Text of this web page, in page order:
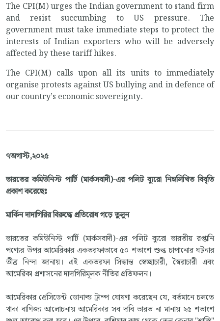
The CPI(M) urges the Indian government to stand firm
and resist succumbing to US pressure. The
government must take immediate steps to protect the
interests of Indian exporters who will be adversely
affected by these tariff hikes.
The CPI(M) calls upon all its units to immediately
organise protests against US bullying and in defence of
our country’s economic sovereignty.
৭অগাস্ট,২০২৫
ভারতের কমিউনিস্ট পার্টি (মার্কসবাদী)-এর পলিট ব্যুরো নিম্নলিখিত বিবৃতি
প্রকাশ করেছেঃ
মার্কিন দাদাগিরির বিরুদ্ধে প্রতিরোধ গড়ে তুলুন
ভারতের কমিউনিস্ট পার্টি (মার্কসবাদী)-এর পলিট ব্যুরো ভারতীয় রপ্তানি
পণ্যের উপর আমেরিকার একতরফাভাবে ৫০ শতাংশ শুল্ক চাপানোর ঘটনার
তীব্র নিন্দা জানায়। এই একতরফা সিদ্ধান্ত স্বেচ্ছাচারী, স্বৈরাচারী এবং
আমেরিকা প্রশাসনের দাদাগিরিমূলক নীতির প্রতিফলন।
আমেরিকার প্রেসিডেন্ট ডোনাল্ড ট্রাম্প ঘোষণা করেছেন যে, বর্তমানে চলতে
থাকা বাণিজ্য আলোচনায় আমেরিকার সব দাবি ভারত না মানায় ২৫ শতাংশ